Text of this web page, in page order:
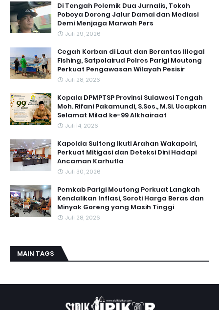
Di Tengah Polemik Dua Jurnalis, Tokoh
Poboya Dorong Jalur Damai dan Mediasi
Demi Menjaga Marwah Pers
Juli 29, 2026
Cegah Korban di Laut dan Berantas Illegal
Fishing, Satpolairud Polres Parigi Moutong
Perkuat Pengawasan Wilayah Pesisir
Juli 28, 2026
Kepala DPMPTSP Provinsi Sulawesi Tengah
Moh. Rifani Pakamundi, S.Sos., M.Si. Ucapkan
Selamat Milad ke-99 Alkhairaat
Juli 14, 2026
Kapolda Sulteng Ikuti Arahan Wakapolri,
Perkuat Mitigasi dan Deteksi Dini Hadapi
Ancaman Karhutla
Juli 30, 2026
Pemkab Parigi Moutong Perkuat Langkah
Kendalikan Inflasi, Soroti Harga Beras dan
Minyak Goreng yang Masih Tinggi
Juli 28, 2026
MAIN TAGS